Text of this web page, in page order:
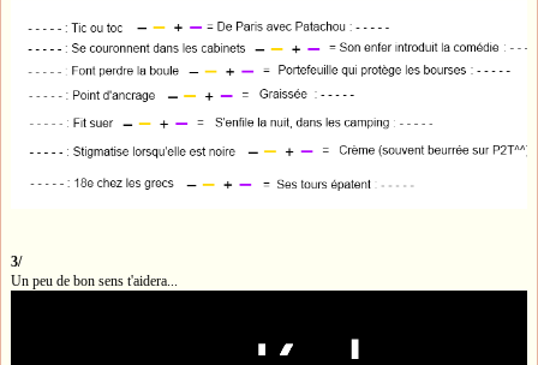
3/
Un peu de bon sens t'aidera...